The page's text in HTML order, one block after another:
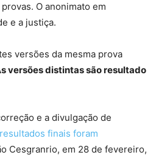
O anonimato em
e a justiça.
versões da mesma prova
versões distintas são resultado
e a divulgação de
finais foram
Cesgranrio, em 28 de fevereiro,